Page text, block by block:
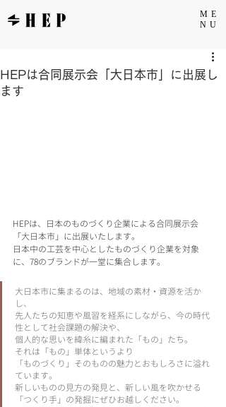
ME
NU
HEPは合同展示会「大日本市」に出展し
ます
HEPは、日本のものづくり企業による合同展示会
「大日本市」に出展いたします。
日本中の工芸を中心としたものづくり企業を対象
に、78のブランドが一堂に集合します。
大日本市に集まるのは、地域の素材・資源を活か
し、
先人たちの知恵や風習を経系にしながら、今の時代
性として社会課題の解決や、
個人的な思いを緯糸に編まれた「もの」たち。
それは「もの」単体というより
「ものづくり」そのものの魅力とおもしろさに溢れ
ています。
新しいものの見方の発見と、新しい風を吹かせる
「つくり手」の発掘にぜひお越しください。